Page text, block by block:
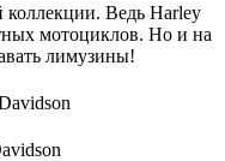
Ведь Harley
мотоциклов. Но и на
лимузины!